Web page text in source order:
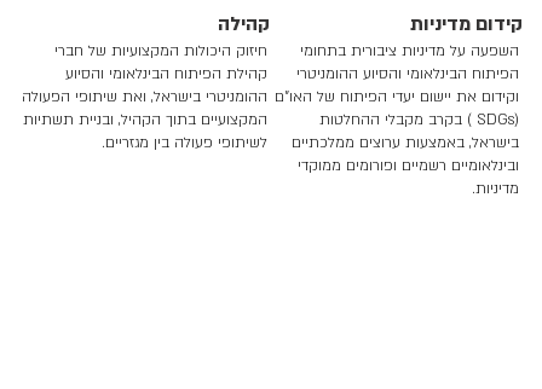
קידום מדיניות
השפעה על מדיניות ציבורית בתחומי
הפיתוח הבינלאומי והסיוע ההומניטרי
וקידום את יישום יעדי הפיתוח של האו"ם
(SDGs ) בקרב מקבלי ההחלטות
בישראל, באמצעות ערוצים ממלכתיים
ובינלאומיים רשמיים ופורומים ממוקדי
מדיניות.
קהילה
חיזוק היכולות המקצועיות של חברי
קהילת הפיתוח הבינלאומי והסיוע
ההומניטרי בישראל, ואת שיתופי הפעולה
המקצועיים בתוך הקהיל, ובניית תשתיות
לשיתופי פעולה בין מגזריים.